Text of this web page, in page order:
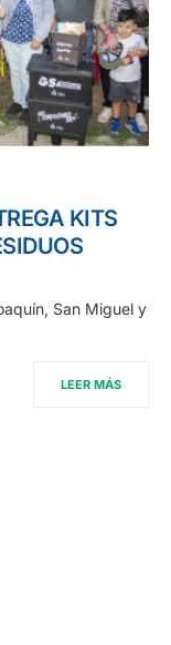
KITS
San Miguel y
LEER MÁS